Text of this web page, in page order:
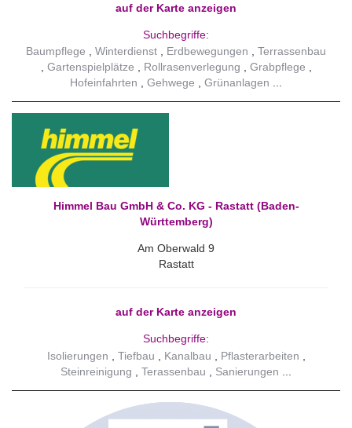
auf der Karte anzeigen
Suchbegriffe:
Baumpflege
Winterdienst Erdbewegungen
Terrassenbau
Gartenspielplätze
Rollrasenverlegung
Grabpflege
Hofeinfahrten
Gehwege Grünanlagen
Himmel Bau GmbH & Co. KG - Rastatt (Baden-
Württemberg)
Am Oberwald 9
Rastatt
auf der Karte anzeigen
Suchbegriffe:
Isolierungen
Tiefbau Kanalbau
Pflasterarbeiten
Steinreinigung
Terassenbau Sanierungen